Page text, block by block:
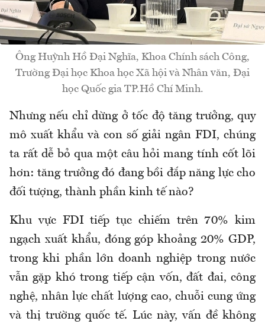
Ông Huỳnh Hồ Đại Nghĩa, Khoa Chính sách Công,
Trường Đại học Khoa học Xã hội và Nhân văn, Đại
học Quốc gia TP.Hồ Chí Minh.
Nhưng nếu chỉ dừng ở tốc độ tăng trưởng, quy
mô xuất khẩu và con số giải ngân FDI, chúng
ta rất dễ bỏ qua một câu hỏimang tính cốt lõi
hơn: tăng trưởng đó đang bồi đắp năng lực cho
đối tượng, thành phần kinh tế nào?
Khu vực FDI tiếp tục chiếm trên 70% kim
ngạch xuất khẩu, đóng góp khoảng 20% GDP,
trong khi phần lớn doanh nghiệp trong nước
vẫn gặp khó trong tiếp cận vốn, đất đai, công
nghệ, nhân lực chất lượng cao, chuỗi cung ứng
và thị trường quốctế. Lúc này, vấn đề không